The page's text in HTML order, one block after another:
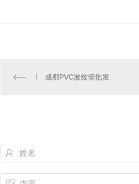
成都PVC波纹管批发